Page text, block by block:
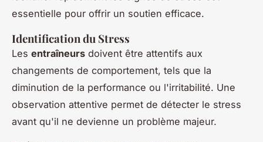
essentielle pour offrir un soutien efficace.
Identification du Stress
Les entraîneurs doivent être attentifs aux
changements de comportement, tels que la
diminution de la performance ou l'irritabilité. Une
observation attentive permet de détecter le stress
avant qu'il ne devienne un problème majeur.